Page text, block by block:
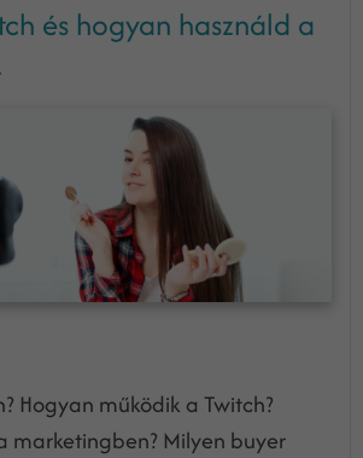
és hogyan használd a
Hogyan működik a Twitch?
marketingben? Milyen buyer